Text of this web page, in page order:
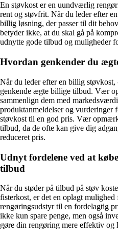
En støvkost er en uundværlig
rent og støvfrit. Når du leder efter
billig løsning, der passer til dit
betyder ikke, at du skal gå på
udnytte gode tilbud og muligheder
Hvordan genkender du
Når du leder efter en billig støvkost,
genkende ægte billige tilbud. Vær
sammenlign dem med
produktanmeldelser og vurderinger
støvkost til en god pris. Vær
tilbud, da de ofte kan give dig
reduceret pris.
Udnyt fordelene ved at
tilbud
Når du støder på tilbud på støv
fisterkost, er det en oplagt mulighed
rengøringsudstyr til en fordelagtig
ikke kun spare penge, men også
gøre din rengøring mere effektiv og